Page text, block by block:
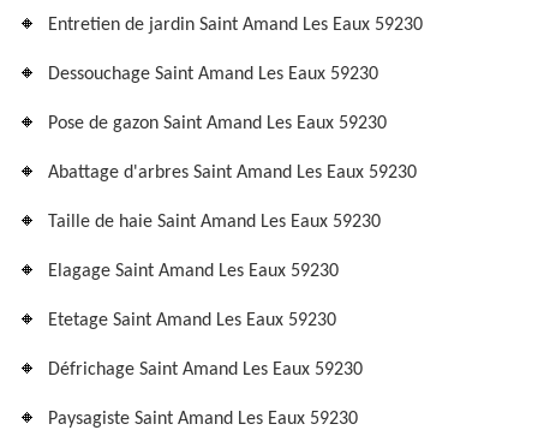
Entretien de jardin Saint Amand Les Eaux 59230
Dessouchage Saint Amand Les Eaux 59230
Pose de gazon Saint Amand Les Eaux 59230
Abattage d'arbres Saint Amand Les Eaux 59230
Taille de haie Saint Amand Les Eaux 59230
Elagage Saint Amand Les Eaux 59230
Etetage Saint Amand Les Eaux 59230
Défrichage Saint Amand Les Eaux 59230
Paysagiste Saint Amand Les Eaux 59230